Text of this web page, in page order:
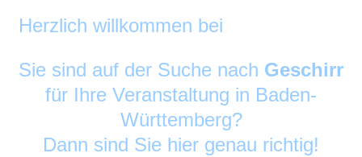
Herzlich willkommen bei
Sie sind auf der Suche nach Geschirr
für Ihre Veranstaltung in Baden-
Württemberg?
Dann sind Sie hier genau richtig!